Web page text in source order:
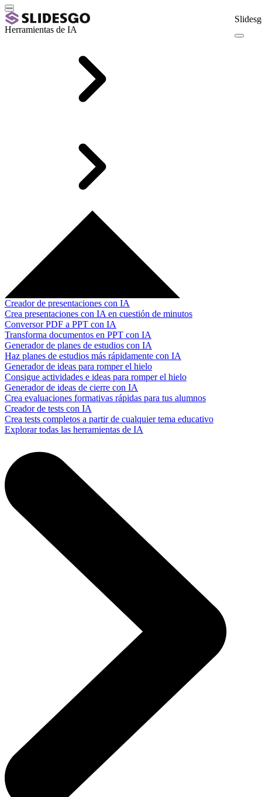
Herramientas de IA
Creador de presentaciones con IA
Crea presentaciones con IA en cuestión de minutos
Conversor PDF a PPT con IA
Transforma documentos en PPT con IA
Generador de planes de estudios con IA
Haz planes de estudios más rápidamente con IA
Generador de ideas para romper el hielo
Consigue actividades e ideas para romper el hielo
Generador de ideas de cierre con IA
Crea evaluaciones formativas rápidas para tus alumnos
Creador de tests con IA
Crea tests completos a partir de cualquier tema educativo
Explorar todas las herramientas de IA